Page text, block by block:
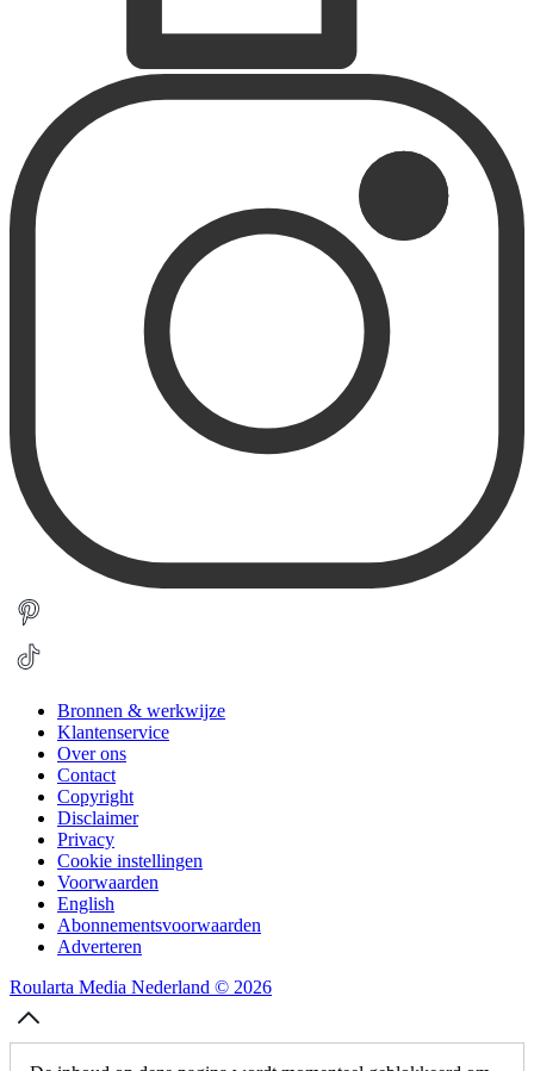
Bronnen & werkwijze
Klantenservice
Over ons
Contact
Copyright
Disclaimer
Privacy
Cookie instellingen
Voorwaarden
English
Abonnementsvoorwaarden
Adverteren
Roularta Media Nederland © 2026